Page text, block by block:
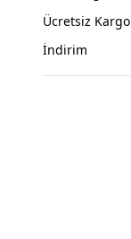
Ücretsiz Kargo
İndirim